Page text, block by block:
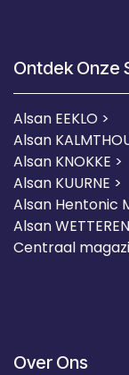
Ontdek Onze
Alsan EEKLO >
Alsan
Alsan KNOKKE >
Alsan KUURNE >
Alsan Hentonic
Alsan
Centraal
Over Ons